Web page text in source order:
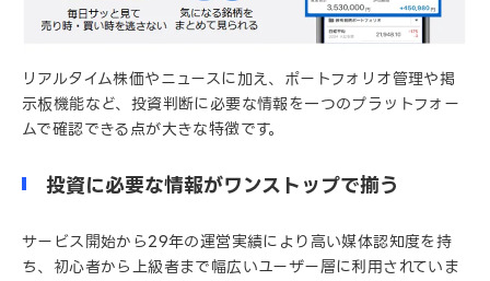
リアルタイム株価やニュースに加え、ポートフォリオ管理や掲
示板機能など、投資判断に必要な情報を一つのプラットフォー
ムで確認できる点が大きな特徴です。
投資に必要な情報がワンストップで揃う
サービス開始から29年の運営実績により高い媒体認知度を持
ち、初心者から上級者まで幅広いユーザー層に利用されていま